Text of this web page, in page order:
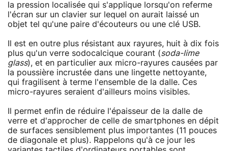
la pression localisée qui s'applique lorsqu'on referme
l'écran sur un clavier sur lequel on aurait laissé un
objet tel qu'une paire d'écouteurs ou une clé USB.
Il est en outre plus résistant aux rayures, huit à dix fois
plus qu'un verre sodocalcique courant (soda-lime
glass), et en particulier aux micro-rayures causées par
la poussière incrustée dans une lingette nettoyante,
qui fragilisent à terme l'ensemble de la dalle. Ces
micro-rayures seraient d'ailleurs moins visibles.
Il permet enfin de réduire l'épaisseur de la dalle de
verre et d'approcher de celle de smartphones en dépit
de surfaces sensiblement plus importantes (11 pouces
de diagonale et plus). Rappelons qu'à ce jour les